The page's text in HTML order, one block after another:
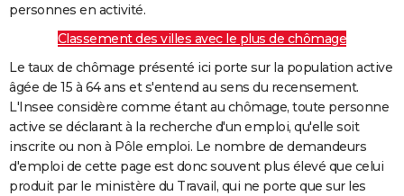
personnes en activité.
Classement des villes avec le plus de chômage
Le taux de chômage présenté ici porte sur la population active
âgée de 15 à 64 ans et s'entend au sens du recensement.
L'Insee considère comme étant au chômage, toute personne
active se déclarant à la recherche d'un emploi, qu'elle soit
inscrite ou non à Pôle emploi. Le nombre de demandeurs
d'emploi de cette page est donc souvent plus élevé que celui
produit par le ministère du Travail, qui ne porte que sur les